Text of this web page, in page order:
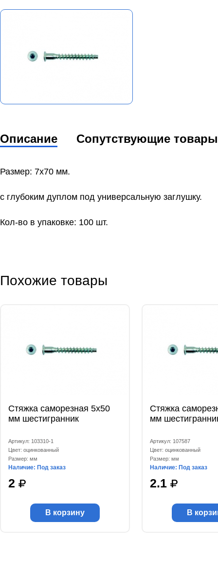
Описание Сопутствующие товары
Размер: 7х70 мм.
с глубоким дуплом под универсальную заглушку.
Кол-во в упаковке: 100 шт.
Похожие товары
Стяжка саморезная 5x50
мм шестигранник
Артикул: 103310-1
Цвет: оцинкованный
Размер: мм
Наличие: Под заказ
2
В корзину
Стяжка
мм
Артикул: 107587
Цвет: оцинкованный
Размер: мм
Наличие: Под заказ
2.1
В